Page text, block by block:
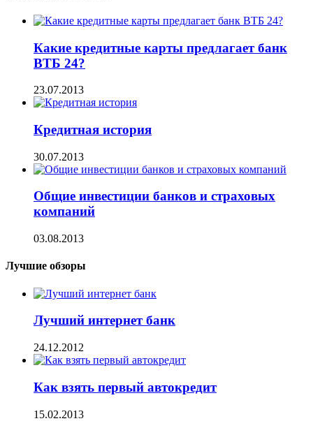
Какие кредитные карты предлагает банк
ВТБ 24?
23.07.2013
Кредитная история
30.07.2013
Общие инвестиции банков и страховых
компаний
03.08.2013
Лучшие обзоры
Лучший интернет банк
24.12.2012
Как взять первый автокредит
15.02.2013